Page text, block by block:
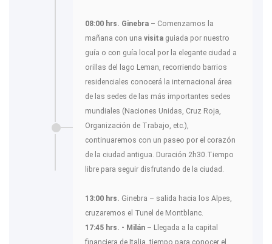
08:00 hrs. Ginebra – Comenzamos la
mañana con una visita guiada por nuestro
guía o con guía local por la elegante ciudad a
orillas del lago Leman, recorriendo barrios
residenciales conocerá la internacional área
de las sedes de las más importantes sedes
mundiales (Naciones Unidas, Cruz Roja,
Organización de Trabajo, etc.),
continuaremos con un paseo por el corazón
de la ciudad antigua. Duración 2h30.Tiempo
libre para seguir disfrutando de la ciudad.
13:00 hrs. Ginebra – salida hacia los Alpes,
cruzaremos el Tunel de Montblanc.
17:45 hrs. - Milán – Llegada a la capital
financiera de Italia, tiempo para conocer el